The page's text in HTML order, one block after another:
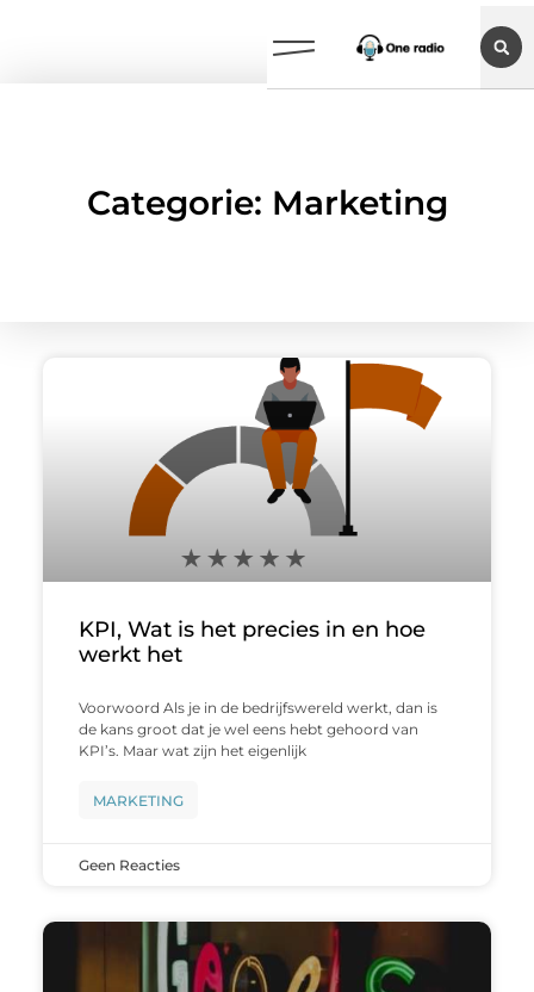
Categorie: Marketing
KPI, Wat is het precies in en hoe
werkt het
Voorwoord Als je in de bedrijfswereld werkt, dan is
de kans groot dat je wel eens hebt gehoord van
KPI’s. Maar wat zijn het eigenlijk
MARKETING
Geen Reacties